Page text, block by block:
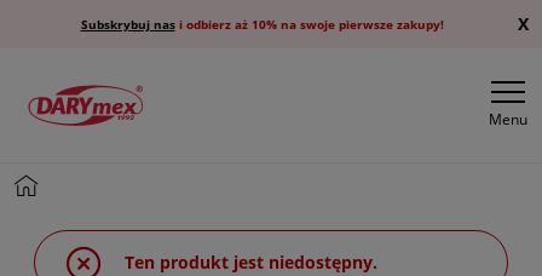
Subskrybuj nasi odbierz aż 10% na swoje pierwsze zakupy! X
Menu
Ten produkt jest niedostępny.